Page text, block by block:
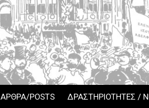
ΑΡΘΡΑ/POSTS ΔΡΑΣΤΗΡΙΟΤΗΤΕΣ /